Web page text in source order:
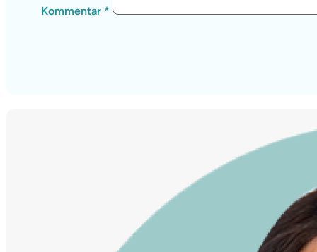
Kommentar *